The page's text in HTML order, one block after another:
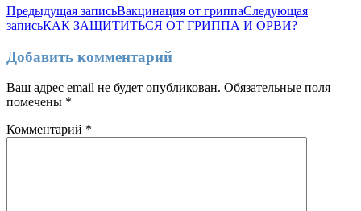
Навигация
по
записям
Предыдущая записьВакцинация от гриппаСледующая
записьКАК ЗАЩИТИТЬСЯ ОТ ГРИППА И ОРВИ?
Добавить комментарий
Ваш адрес email не будет опубликован. Обязательные поля
помечены *
Комментарий *